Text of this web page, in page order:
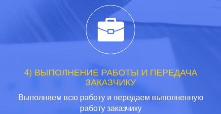
4) ВЫПОЛНЕНИЕ РАБОТЫ И ПЕРЕДАЧА
ЗАКАЗЧИКУ
Выполняем всю работу и передаем выполненную
работу заказчику